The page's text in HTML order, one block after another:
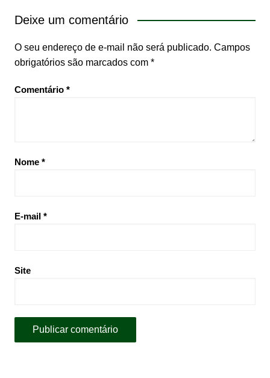
Deixe um comentário
O seu endereço de e-mail não será publicado. Campos
obrigatórios são marcados com *
Comentário *
Nome *
E-mail *
Site